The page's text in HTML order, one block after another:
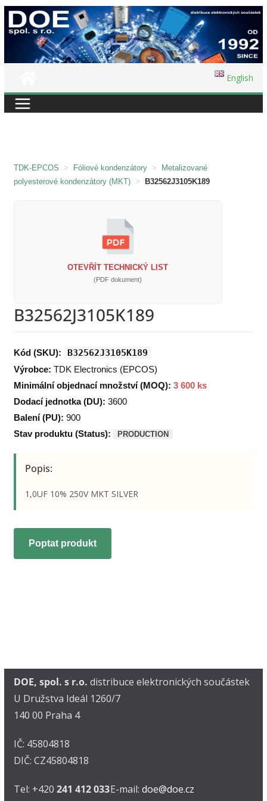
Přeskočit
na
English
TDK-EPCOS > Fóliové kondenzátory >
Metalizované
polyesterové kondenzátory (MKT) > B32562J3105K189
OTEVŘÍT TECHNICKÝ LIST
(PDF dokument)
B32562J3105K189
Kód (SKU): B32562J3105K189
Výrobce: TDK Electronics (EPCOS)
Minimální objednací množství (MOQ): 3 600 ks
Dodací jednotka (DU): 3600
Balení (PU): 900
Stav produktu (Status):
PRODUCTION
Popis:
1,0UF 10% 250V MKT SILVER
Poptat produkt
DOE, spol. s r.o. distribuce elektronických součástek
U Družstva Ideál 1260/7
140 00 Praha 4
IČ: 45804818
DIČ: CZ45804818
Tel: +420 241 412 033E-mail: doe@doe.cz